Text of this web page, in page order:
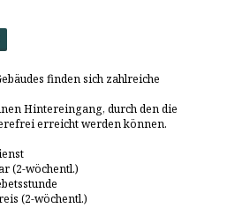
finden sich zahlreiche
Hintereingang, durch den die
erreicht werden können.
(2-wöchentl.)
(2-wöchentl.)